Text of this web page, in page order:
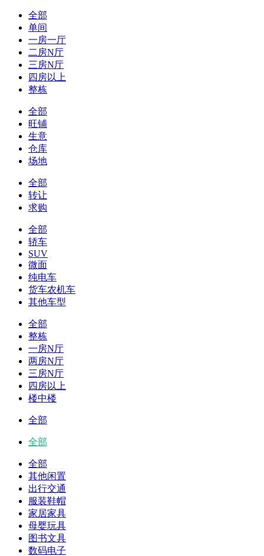
全部
单间
一房一厅
二房N厅
三房N厅
四房以上
整栋
全部
旺铺
生意
仓库
场地
全部
转让
求购
全部
轿车
SUV
微面
纯电车
货车农机车
其他车型
全部
整栋
一房N厅
两房N厅
三房N厅
四房以上
楼中楼
全部
全部
全部
其他闲置
出行交通
服装鞋帽
家居家具
母婴玩具
图书文具
数码电子